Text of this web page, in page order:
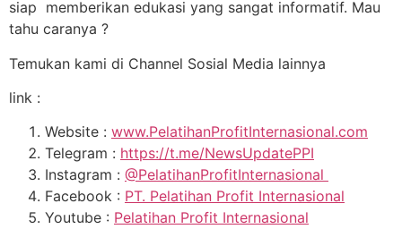
siap memberikan edukasi yang sangat informatif. Mau
tahu caranya ?
Temukan kami di Channel Sosial Media lainnya
link :
Website : www.PelatihanProfitInternasional.com
Telegram : https://t.me/NewsUpdatePPI
Instagram : @PelatihanProfitInternasional
Facebook : PT. Pelatihan Profit Internasional
Youtube : Pelatihan Profit Internasional